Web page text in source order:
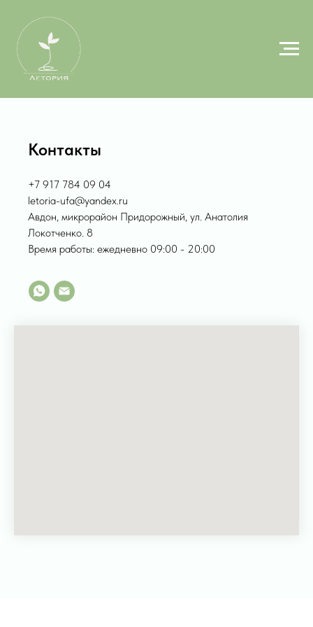
Контакты
+7 917 784 09 04
letoria-ufa@yandex.ru
Авдон, микрорайон Придорожный, ул. Анатолия
Локотченко. 8
Время работы: ежедневно 09:00 - 20:00